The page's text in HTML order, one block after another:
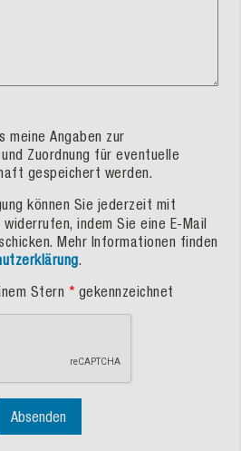
meine Angaben zur
Zuordnung für eventuelle
gespeichert werden.
können Sie jederzeit mit
indem Sie eine E-Mail
Mehr Informationen finden
.
Stern * gekennzeichnet
Absenden